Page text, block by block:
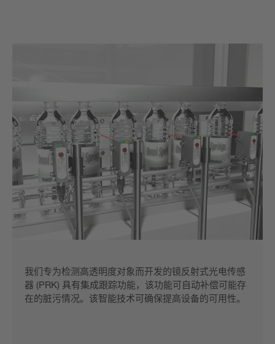
我们专为检测高透明度对象而开发的镜反射式光电传感
器 (PRK) 具有集成跟踪功能，该功能可自动补偿可能存
在的脏污情况。该智能技术可确保提高设备的可用性。